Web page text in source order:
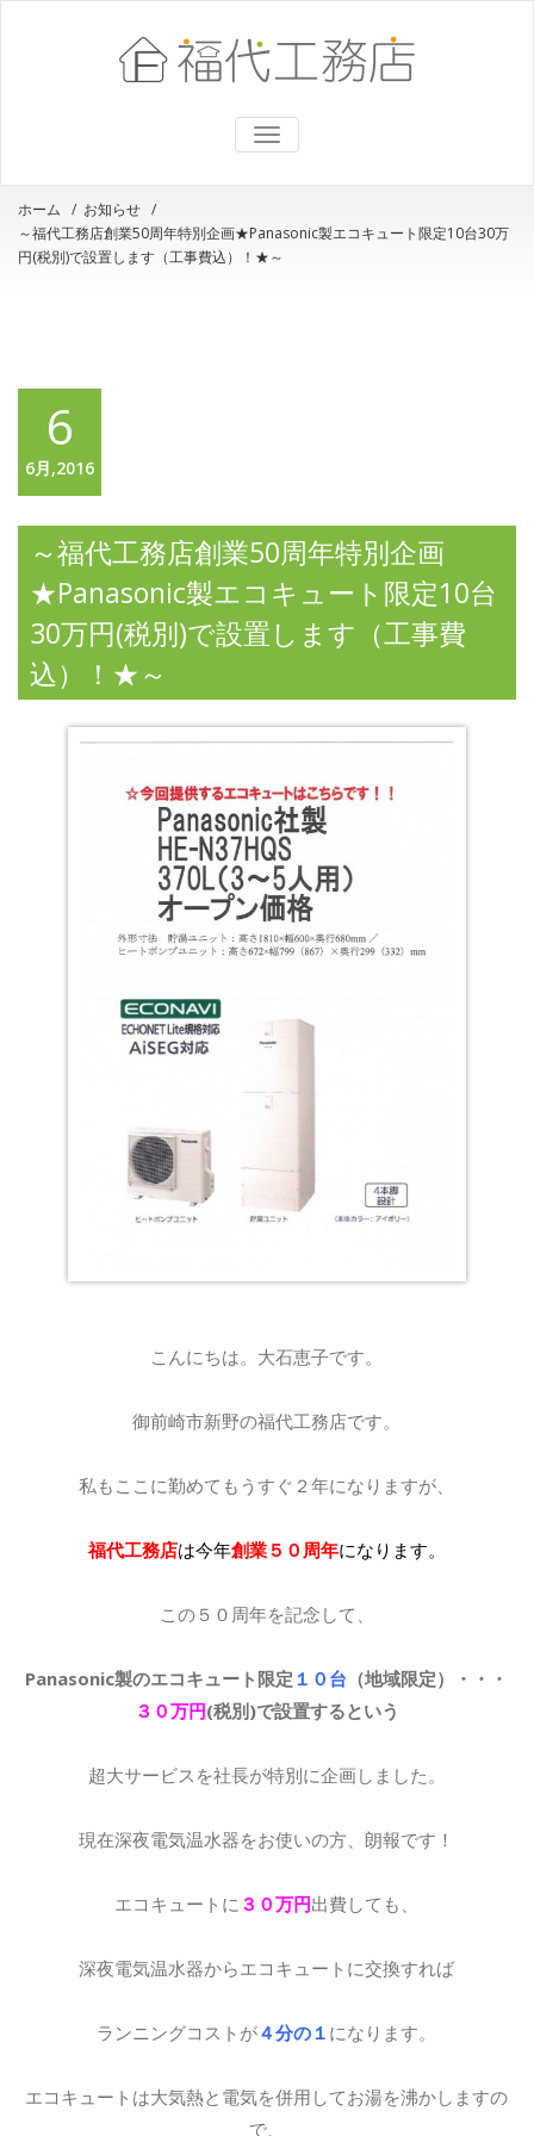
ナ
ビ
ョ
ン
ホーム / お知らせ /
～福代工務店創業50周年特別企画★Panasonic製エコキュート限定10台30万
円(税別)で設置します（工事費込）！★～
6
6月,2016
～福代工務店創業50周年特別企画
★Panasonic製エコキュート限定10台
30万円(税別)で設置します（工事費
込）！★～
こんにちは。大石恵子です。
御前崎市新野の福代工務店です。
私もここに勤めてもうすぐ２年になりますが、
福代工務店は今年創業５０周年になります。
この５０周年を記念して、
Panasonic製のエコキュート限定 １０台 （地域限定）・・・
３０万円(税別)で設置するという
超大サービスを社長が特別に企画しました。
現在深夜電気温水器をお使いの方、朗報です！
エコキュートに ３０万円出費しても、
深夜電気温水器からエコキュートに交換すれば
ランニングコストが４分の１ になります。
エコキュートは大気熱と電気を併用してお湯を沸かしますの
で、